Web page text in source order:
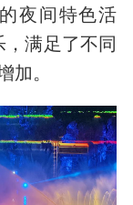
夜间特色活
，满足了不同
加。